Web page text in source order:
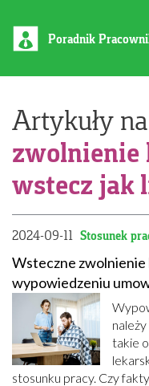
Poradnik
Artykuły
zwolnienie
wstecz jak
2024-09-11 Stosunek
Wsteczne
wypowiedzeniu
takie
stosunku pracy. Czy